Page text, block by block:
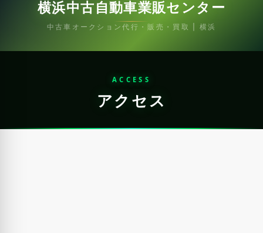
横浜中古自動車業販センター
中古車オークション代行・販売・買取 | 横浜
ACCESS
アクセス